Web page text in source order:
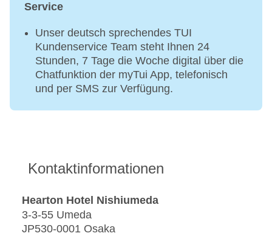
Service
Unser deutsch sprechendes TUI
Kundenservice Team steht Ihnen 24
Stunden, 7 Tage die Woche digital über die
Chatfunktion der myTui App, telefonisch
und per SMS zur Verfügung.
Kontaktinformationen
Hearton Hotel Nishiumeda
3-3-55 Umeda
JP530-0001 Osaka